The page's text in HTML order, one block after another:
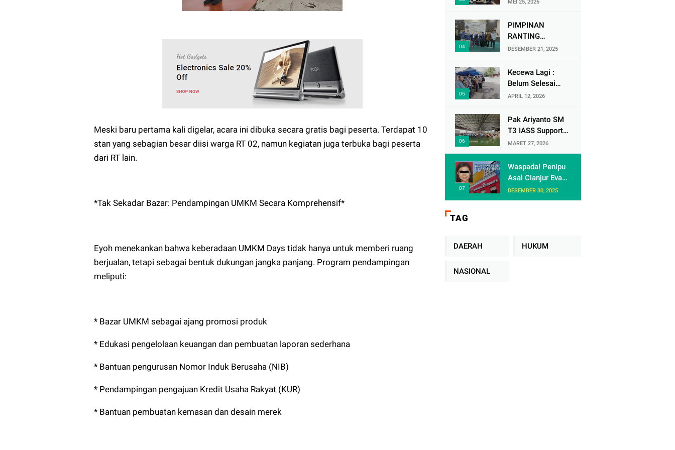
Meski baru pertama kali digelar, acara ini dibuka secara gratis bagi peserta. Terdapat 10
stan yang sebagian besar diisi warga RT 02, namun kegiatan juga terbuka bagi peserta
dari RT lain.
*Tak Sekadar Bazar: Pendampingan UMKM Secara Komprehensif*
Eyoh menekankan bahwa keberadaan UMKM Days tidak hanya untuk memberi ruang
berjualan, tetapi sebagai bentuk dukungan jangka panjang. Program pendampingan
meliputi:
* Bazar UMKM sebagai ajang promosi produk
* Edukasi pengelolaan keuangan dan pembuatan laporan sederhana
* Bantuan pengurusan Nomor Induk Berusaha (NIB)
* Pendampingan pengajuan Kredit Usaha Rakyat (KUR)
* Bantuan pembuatan kemasan dan desain merek
Ikuti Audisi DMD
Panggung Rezeki
MEI 25, 2026
PIMPINAN
RANTING
MUHAMMADIYAH
Mengadakan
Tabligh Akbar
DESEMBER 21, 2025
Kecewa Lagi :
Belum Selesai
Urusan dengan
keranji , Oknum
Perum Perumnas
dagang /
APRIL 12, 2026
Pak Ariyanto SM
T3 IASS Support
Berikan Apresiasi
kepada Karyawan
Rajin dan
Berprestasi di
MARET 27, 2026
Waspada! Penipu
Asal Cianjur Eva
Arafiah
Gentayangan di
DESEMBER 30, 2025
TAG
DAERAH HUKUM
NASIONAL